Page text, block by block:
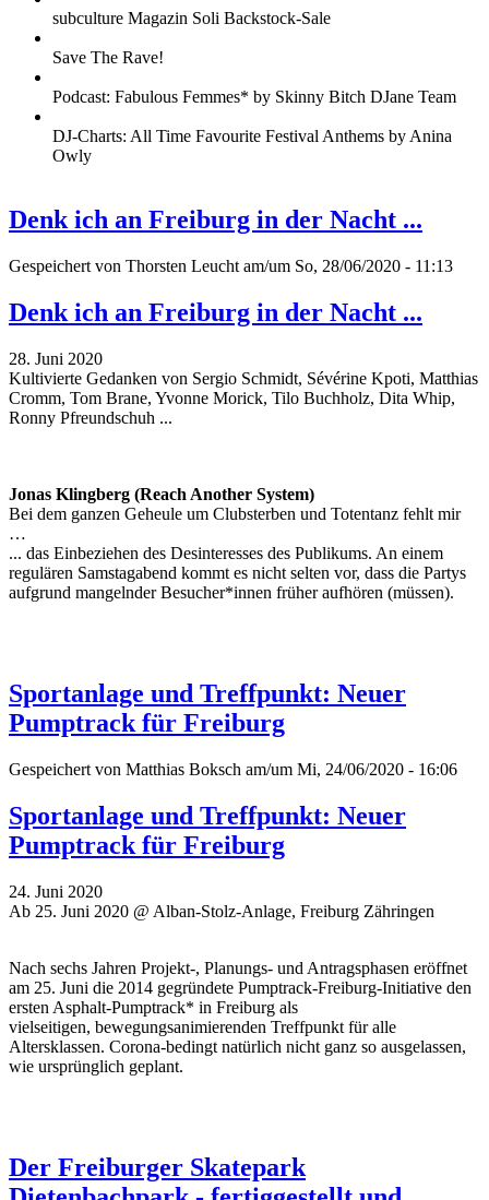
subculture Magazin Soli Backstock-Sale
Save The Rave!
Podcast: Fabulous Femmes* by Skinny Bitch DJane Team
DJ-Charts: All Time Favourite Festival Anthems by Anina
Owly
Denk ich an Freiburg in der Nacht ...
Gespeichert von Thorsten Leucht am/um So, 28/06/2020 - 11:13
Denk ich an Freiburg in der Nacht ...
28. Juni 2020
Kultivierte Gedanken von Sergio Schmidt, Sévérine Kpoti, Matthias
Cromm, Tom Brane, Yvonne Morick, Tilo Buchholz, Dita Whip,
Ronny Pfreundschuh ...
Jonas Klingberg (Reach Another System)
Bei dem ganzen Geheule um Clubsterben und Totentanz fehlt mir
…
... das Einbeziehen des Desinteresses des Publikums. An einem
regulären Samstagabend kommt es nicht selten vor, dass die Partys
aufgrund mangelnder Besucher*innen früher aufhören (müssen).
Sportanlage und Treffpunkt: Neuer
Pumptrack für Freiburg
Gespeichert von Matthias Boksch am/um Mi, 24/06/2020 - 16:06
Sportanlage und Treffpunkt: Neuer
Pumptrack für Freiburg
24. Juni 2020
Ab 25. Juni 2020 @ Alban-Stolz-Anlage, Freiburg Zähringen
Nach sechs Jahren Projekt-, Planungs- und Antragsphasen eröffnet
am 25. Juni die 2014 gegründete Pumptrack-Freiburg-Initiative den
ersten Asphalt-Pumptrack* in Freiburg als
vielseitigen, bewegungsanimierenden Treffpunkt für alle
Altersklassen. Corona-bedingt natürlich nicht ganz so ausgelassen,
wie ursprünglich geplant.
Der Freiburger Skatepark